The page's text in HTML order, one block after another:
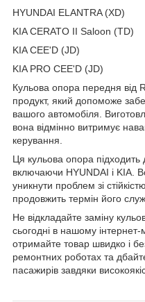
HYUNDAI ELANTRA (XD)
KIA CERATO II Saloon (TD)
KIA CEE'D (JD)
KIA PRO CEE'D (JD)
Кульова опора передня від
продукт, який допоможе
вашого автомобіля.
вона відмінно витримує
керування.
Ця кульова опора підходить
включаючи HYUNDAI і KIA.
уникнути проблем зі
продовжить термін його
Не відкладайте заміну
сьогодні в нашому інтернет-
отримайте товар швидко і
ремонтних роботах та
пасажирів завдяки